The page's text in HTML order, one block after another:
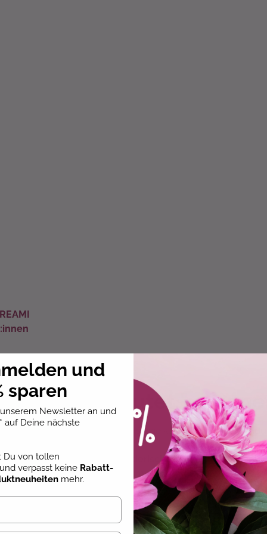
1Was bedeutet
Vegan zu essen ist mehr als eine kulinarische
Es ist die bewusste Wahl, tierische Produkteaus der
Dies bedeutet, dass du beimveganen Backenalle
pflanzliche Alternativenersetzt.
Eier, Milch, Butter, Honig oder Gelatine.
und
sparen
Newsletter an und
* auf Deine nächste
Du von tollen
und verpasst keine Rabatt-
mehr.